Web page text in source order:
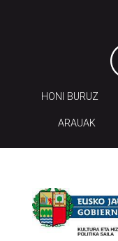
HONI BURUZ
ARAUAK